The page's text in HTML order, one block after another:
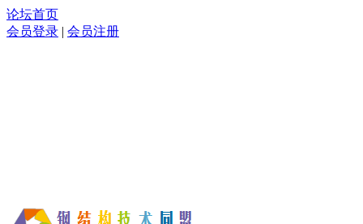
论坛首页
会员登录 | 会员注册